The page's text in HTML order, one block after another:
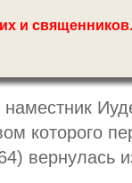
и священников.
которого
вернулась